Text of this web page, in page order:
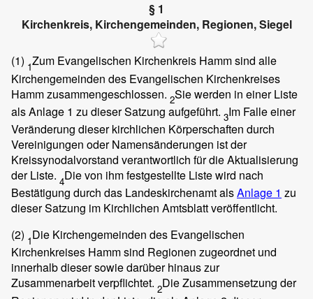
§ 1
Kirchenkreis, Kirchengemeinden, Regionen, Siegel
(1) 1Zum Evangelischen Kirchenkreis Hamm sind alle
Kirchengemeinden des Evangelischen Kirchenkreises
Hamm zusammengeschlossen. 2Sie werden in einer Liste
als Anlage 1 zu dieser Satzung aufgeführt. 3Im Falle einer
Veränderung dieser kirchlichen Körperschaften durch
Vereinigungen oder Namensänderungen ist der
Kreissynodalvorstand verantwortlich für die Aktualisierung
der Liste. 4Die von ihm festgestellte Liste wird nach
Bestätigung durch das Landeskirchenamt alsAnlage 1 zu
dieser Satzung im Kirchlichen Amtsblatt veröffentlicht.
(2) 1Die Kirchengemeinden des Evangelischen
Kirchenkreises Hamm sind Regionen zugeordnet und
innerhalb dieser sowie darüber hinaus zur
Zusammenarbeit verpflichtet. 2Die Zusammensetzung der